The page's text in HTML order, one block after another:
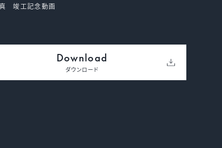
竣工記念動画
Download
ダウンロード